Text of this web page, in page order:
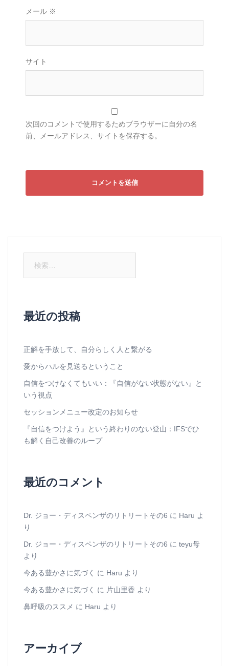
メール ※
サイト
次回のコメントで使用するためブラウザーに自分の名
前、メールアドレス、サイトを保存する。
最近の投稿
正解を手放して、自分らしく人と繋がる
愛からハルを見送るということ
自信をつけなくてもいい：『自信がない状態がない』と
いう視点
セッションメニュー改定のお知らせ
『自信をつけよう』という終わりのない登山：IFSでひ
も解く自己改善のループ
最近のコメント
Dr. ジョー・ディスペンザのリトリートその6 に Haru よ
り
Dr. ジョー・ディスペンザのリトリートその6 に teyu母
より
今ある豊かさに気づく に Haru より
今ある豊かさに気づく に 片山里香 より
鼻呼吸のススメ に Haru より
アーカイブ